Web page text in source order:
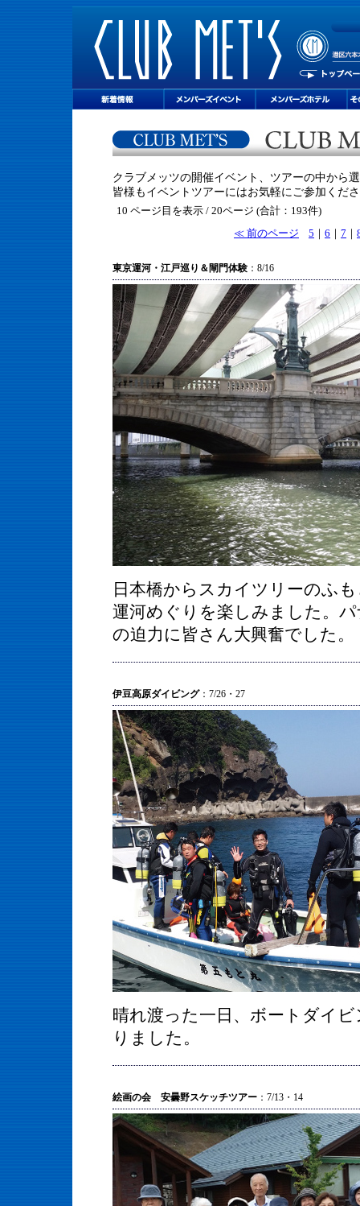
クラブメッツの開催イベント、ツアーの中から
皆様もイベントツアーにはお気軽にご参加くだ
10 ページ目を表示 / 20ページ (合計：193件)
≪ 前のページ
5 ｜ 6 ｜ 7 ｜
東京運河・江戸巡り＆閘門体験 ：8/16
日本橋からスカイツリーのふ
運河めぐりを楽しみました。
の迫力に皆さん大興奮でした。
伊豆高原ダイビング：7/26・27
晴れ渡った一日、ボートダイ
りました。
絵画の会 安曇野スケッチツアー ：7/13・14